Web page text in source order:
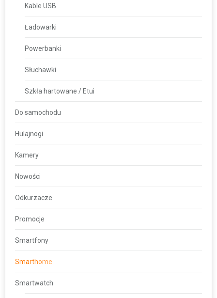
Kable USB
Ładowarki
Powerbanki
Słuchawki
Szkła hartowane / Etui
Do samochodu
Hulajnogi
Kamery
Nowości
Odkurzacze
Promocje
Smartfony
Smarthome
Smartwatch